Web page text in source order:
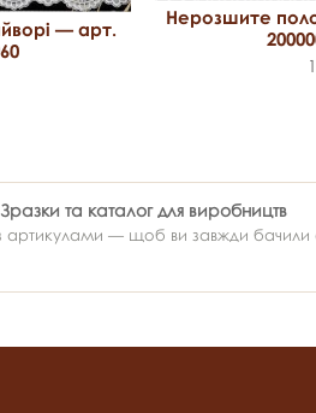
— арт.
Нерозшите
Зразки та каталог для виробництв
— щоб ви завжди бачили